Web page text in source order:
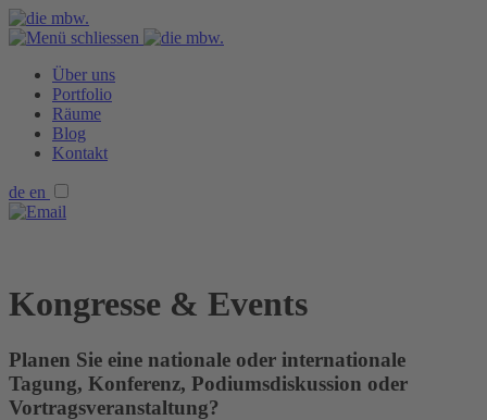
Über uns
Portfolio
Räume
Blog
Kontakt
de en
Kongresse & Events
Planen Sie eine nationale oder internationale
Tagung, Konferenz, Podiumsdiskussion oder
Vortragsveranstaltung?